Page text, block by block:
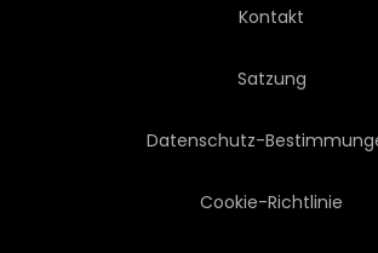
Kontakt
Satzung
Datenschutz-
Cookie-Richtlinie